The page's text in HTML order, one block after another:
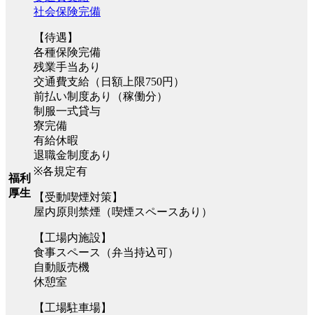
福利
厚生
社会保険完備
【待遇】
各種保険完備
残業手当あり
交通費支給（日額上限750円）
前払い制度あり（稼働分）
制服一式貸与
寮完備
有給休暇
退職金制度あり
※各規定有
【受動喫煙対策】
屋内原則禁煙（喫煙スペースあり）
【工場内施設】
食事スペース（弁当持込可）
自動販売機
休憩室
【工場駐車場】